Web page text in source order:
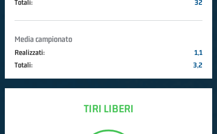
Totali: 32
Media campionato
Realizzati:
1,1
Totali:
3,2
TIRI LIBERI